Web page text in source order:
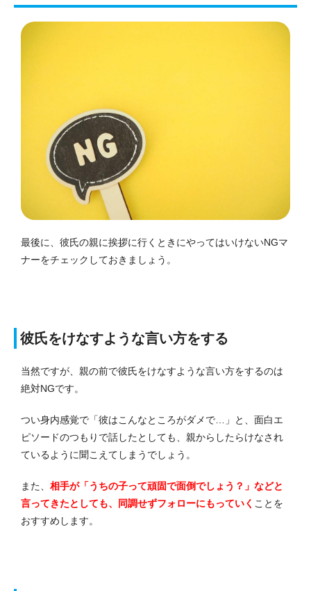
最後に、彼氏の親に挨拶に行くときにやってはいけないNGマ
ナーをチェックしておきましょう。
彼氏をけなすような言い方をする
当然ですが、親の前で彼氏をけなすような言い方をするのは
絶対NGです。
つい身内感覚で「彼はこんなところがダメで…」と、面白エ
ピソードのつもりで話したとしても、親からしたらけなされ
ているように聞こえてしまうでしょう。
また、 相手が「うちの子って頑固で面倒でしょう？」などと
言ってきたとしても、同調せずフォローにもっていく ことを
おすすめします。